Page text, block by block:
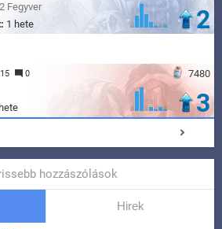
2 Fegyver
1 hete 2
7480
0
3
hozzászólások
Hirek